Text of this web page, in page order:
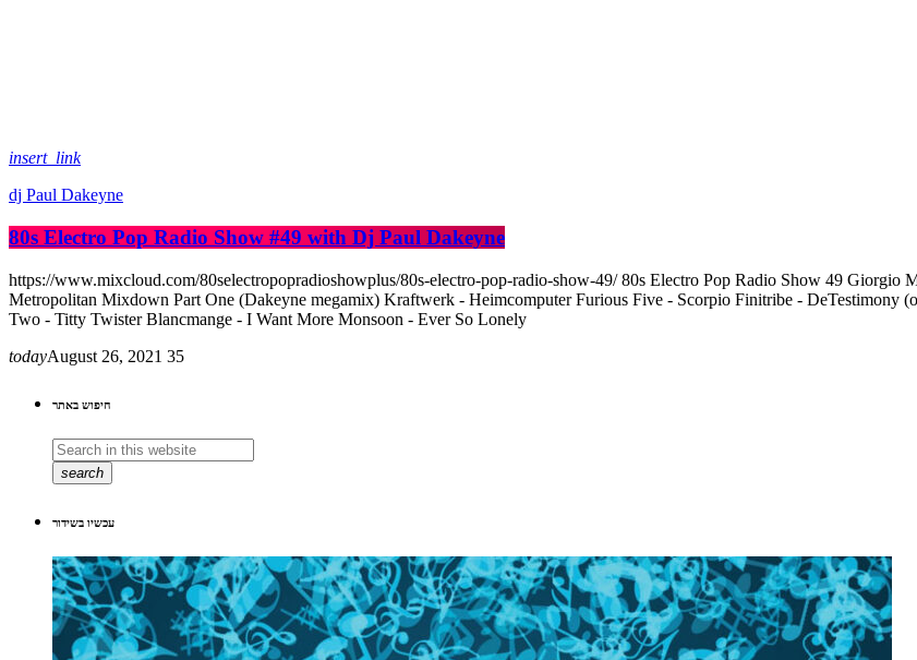
insert_link
dj Paul Dakeyne
80s Electro Pop Radio Show #49 with Dj Paul Dakeyne
https://www.mixcloud.com/80selectropopradioshowplus/80s-electro-pop-radio-show-49/ 80s Electro Pop Radio Show 49 Giorgio
Metropolitan Mixdown Part One (Dakeyne megamix) Kraftwerk - Heimcomputer Furious Five - Scorpio Finitribe - DeTestimony
Two - Titty Twister Blancmange - I Want More Monsoon - Ever So Lonely
todayAugust 26, 2021 35
חיפוש באתר
search
עכשיו בשידור